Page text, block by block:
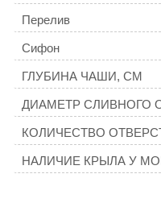
Перелив
Сифон
ГЛУБИНА ЧАШИ, СМ
ДИАМЕТР СЛИВНОГО
КОЛИЧЕСТВО
НАЛИЧИЕ КРЫЛА У